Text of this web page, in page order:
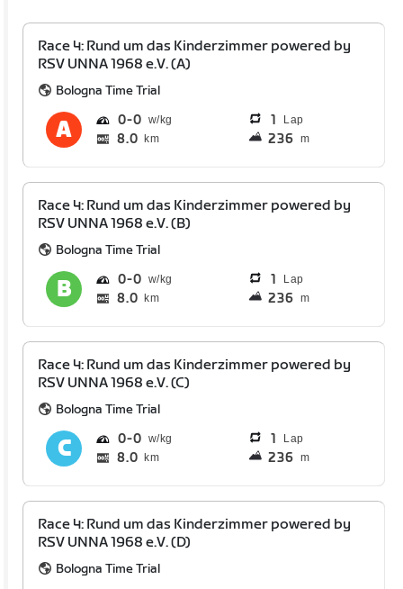
Race 4: Rund um das Kinderzimmer powered by
RSV UNNA 1968 e.V. (A)
Bologna Time Trial
0 0 1 Lap
8.0 km 236 m
Race 4: Rund um das Kinderzimmer powered by
RSV UNNA 1968 e.V. (B)
Bologna Time Trial
0 0 1 Lap
8.0 km 236 m
Race 4: Rund um das Kinderzimmer powered by
RSV UNNA 1968 e.V. (C)
Bologna Time Trial
0 0 1 Lap
8.0 km 236 m
Race 4: Rund um das Kinderzimmer powered by
RSV UNNA 1968 e.V. (D)
Bologna Time Trial